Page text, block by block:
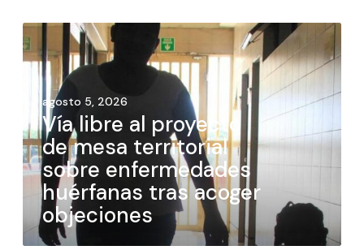
agosto 5, 2026
Vía libre al proyecto
de mesa territorial
sobre enfermedades
huérfanas tras acoger
objeciones